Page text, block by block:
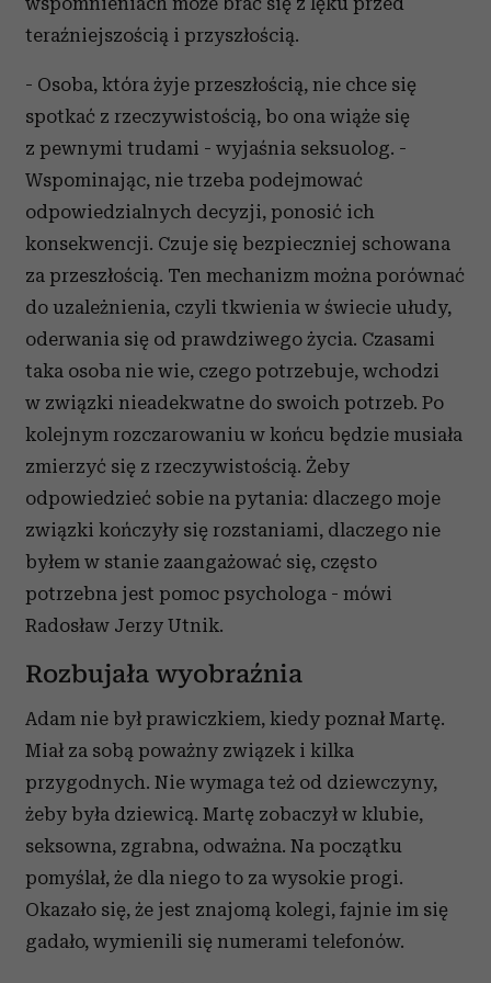
teraźniejszością i przyszłością.
- Osoba, która żyje przeszłością, nie chce się
spotkać z rzeczywistością, bo ona wiąże się
z pewnymi trudami - wyjaśnia seksuolog. -
Wspominając, nie trzeba podejmować
odpowiedzialnych decyzji, ponosić ich
konsekwencji. Czuje się bezpieczniej schowana
za przeszłością. Ten mechanizm można porównać
do uzależnienia, czyli tkwienia w świecie ułudy,
oderwania się od prawdziwego życia. Czasami
taka osoba nie wie, czego potrzebuje, wchodzi
w związki nieadekwatne do swoich potrzeb. Po
kolejnym rozczarowaniu w końcu będzie musiała
zmierzyć się z rzeczywistością. Żeby
odpowiedzieć sobie na pytania: dlaczego moje
związki kończyły się rozstaniami, dlaczego nie
byłem w stanie zaangażować się, często
potrzebna jest pomoc psychologa - mówi
Radosław Jerzy Utnik.
Rozbujała wyobraźnia
Adam nie był prawiczkiem, kiedy poznał Martę.
Miał za sobą poważny związek i kilka
przygodnych. Nie wymaga też od dziewczyny,
żeby była dziewicą. Martę zobaczył w klubie,
seksowna, zgrabna, odważna. Na początku
pomyślał, że dla niego to za wysokie progi.
Okazało się, że jest znajomą kolegi, fajnie im się
gadało, wymienili się numerami telefonów.